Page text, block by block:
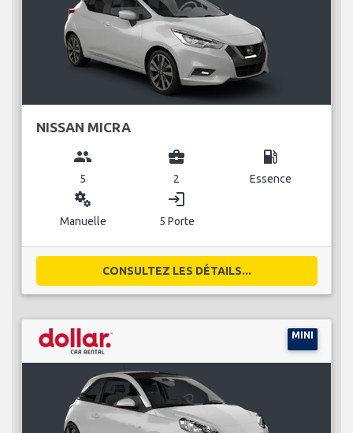
NISSAN MICRA
group
5
business_center
2
local_gas_station
Essence
miscellaneous_services
Manuelle
login
5 Porte
CONSULTEZ LES DÉTAILS...
MINI